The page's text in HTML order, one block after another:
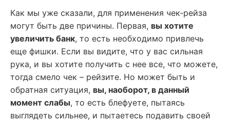
Как мы уже сказали, для применения чек-рейза
могут быть две причины. Первая, вы хотите
увеличить банк, то есть необходимо привлечь
еще фишки. Если вы видите, что у вас сильная
рука, и вы хотите получить с нее все, что можете,
тогда смело чек – рейзите. Но может быть и
обратная ситуация, вы, наоборот, в данный
момент слабы, то есть блефуете, пытаясь
выглядеть сильнее, и пытаетесь подавить своей